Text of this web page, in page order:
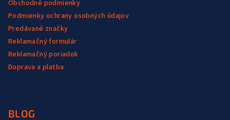
Obchodné podmienky
Podmienky ochrany osobných údajov
Predávané značky
Reklamačný formulár
Reklamačný poriadok
Doprava a platba
BLOG